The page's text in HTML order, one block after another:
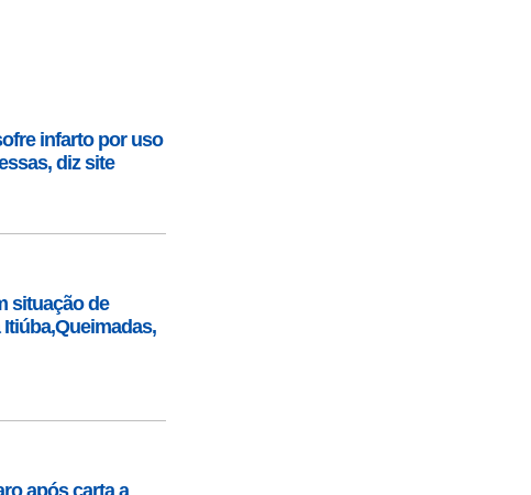
infarto por uso
diz site
situação de
após carta a